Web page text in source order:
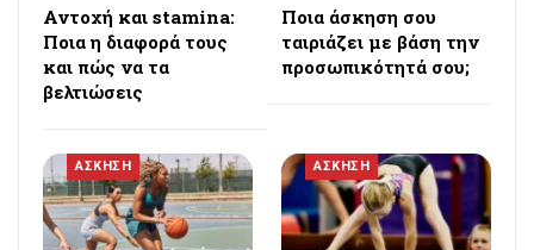
Αντοχή και stamina:
Ποια η διαφορά τους
και πώς να τα
βελτιώσεις
Ποια άσκηση σου
ταιριάζει με βάση την
προσωπικότητά σου;
ΑΣΚΗΣΗ ΑΣΚΗΣΗ